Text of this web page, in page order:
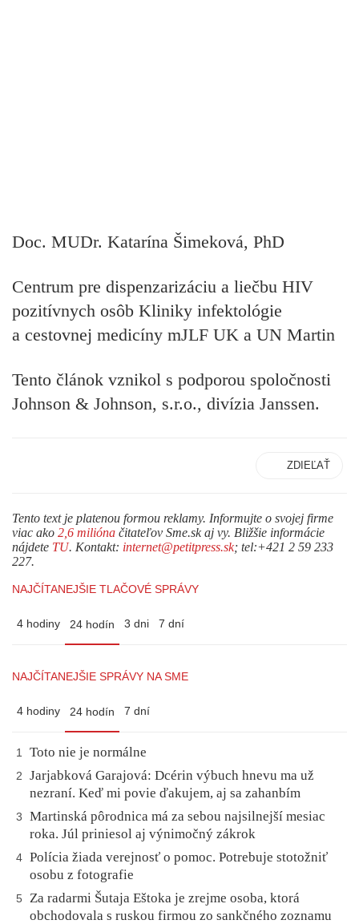
Doc. MUDr. Katarína Šimeková, PhD
Centrum pre dispenzarizáciu a liečbu HIV
pozitívnych osôb Kliniky infektológie
a cestovnej medicíny mJLF UK a UN Martin
Tento článok vznikol s podporou spoločnosti
Johnson & Johnson, s.r.o., divízia Janssen.
ZDIEĽAŤ
Tento text je platenou formou reklamy. Informujte o svojej firme
viac ako 2,6 milióna čitateľov Sme.sk aj vy. Bližšie informácie
nájdete TU. Kontakt: internet@petitpress.sk; tel:+421 2 59 233
227.
NAJČÍTANEJŠIE TLAČOVÉ SPRÁVY
4 hodiny 24 hodín 3 dni 7 dní
NAJČÍTANEJŠIE SPRÁVY NA SME
4 hodiny 24 hodín 7 dní
1 Toto nie je normálne
2
Jarjabková Garajová: Dcérin výbuch hnevu ma už
nezraní. Keď mi povie ďakujem, aj sa zahanbím
3
Martinská pôrodnica má za sebou najsilnejší mesiac
roka. Júl priniesol aj výnimočný zákrok
4 Polícia žiada verejnosť o pomoc. Potrebuje stotožniť
osobu z fotografie
5
Za radarmi Šutaja Eštoka je zrejme osoba, ktorá
obchodovala s ruskou firmou zo sankčného zoznamu